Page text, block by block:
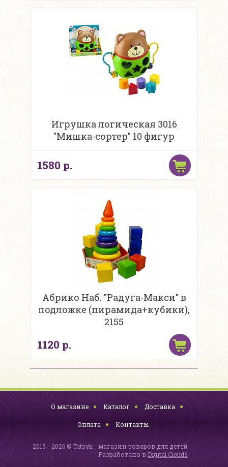
Игрушка логическая 3016
"Мишка-сортер" 10 фигур
1580 р.
Абрико Наб. "Радуга-Макси" в
подложке (пирамида+кубики),
2155
1120 р.
О магазине Каталог Доставка
Оплата Контакты
2015 - 2026 © Tutsyk - магазин товаров для детей
Разработано в Digital Clouds